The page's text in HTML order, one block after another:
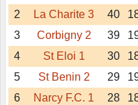
2 La Charite 3 40
3
Corbigny 2 39
4
St Eloi 1 30
5
St Benin 2 29
6
Narcy F.C. 1 28